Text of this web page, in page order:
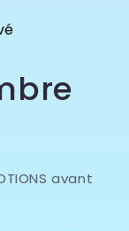
avant